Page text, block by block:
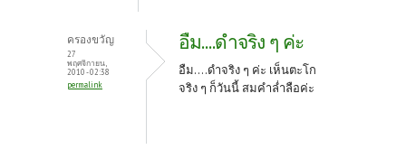
ครองขวัญ
27
พฤศจิกายน,
2010 - 02:38
permalink
อืม....ดำจริง ๆ ค่ะ
อืม....ดำจริง ๆ ค่ะ เห็นตะโก
จริง ๆ ก็วันนี้ สมคำล่ำลือค่ะ